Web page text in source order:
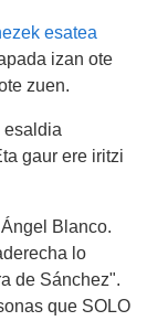
esatea
izan ote
zuen.
esaldia
gaur ere iritzi
Blanco.
lo
de Sánchez".
que SOLO